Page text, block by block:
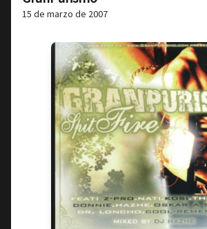
15 de marzo de 2007